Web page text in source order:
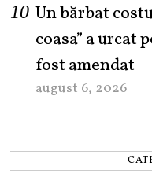
Un bărbat
coasa” a urcat
fost amendat
august 6, 2026